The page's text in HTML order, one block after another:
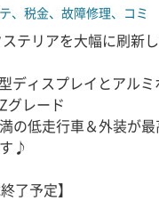
、 税金、 故障修理、 コミ
テリアを大幅に刷新
ディスプレイとアルミ
グレード
の低走行車＆外装が
♪
了予定】